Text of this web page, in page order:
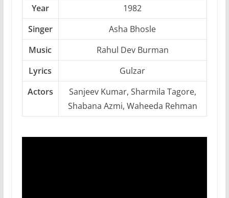
Year
1982
Singer
Asha Bhosle
Music
Rahul Dev Burman
Lyrics
Gulzar
Actors
Sanjeev Kumar, Sharmila Tagore,
Shabana Azmi, Waheeda Rehman